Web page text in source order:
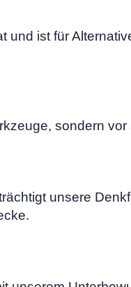
ist für
sondern
unsere